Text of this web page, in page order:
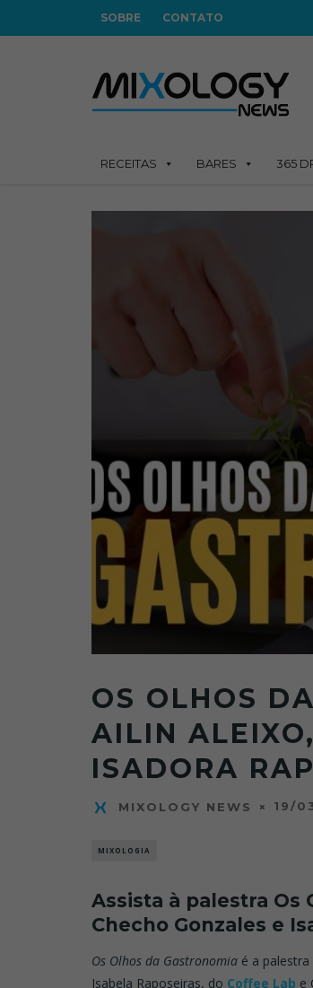
SOBRE CONTATO
RECEITAS BARES 365
OS OLHOS
AILIN
ISADORA
MIXOLOGY NEWS 19/
MIXOLOGIA
Assista à palestra Os
Checho Gonzales e
Os Olhos da Gastronomia é a
Isabela Raposeiras, do Coffee Lab e